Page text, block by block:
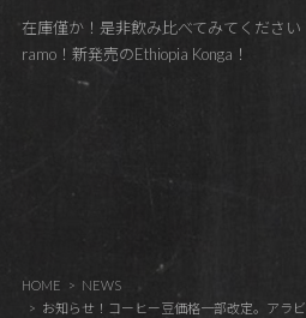
在庫僅か！是非飲み比べてみてくださ
ramo！新発売のEthiopia Konga！
HOME
NEWS
お知らせ！コーヒー豆価格一部改定。アラ